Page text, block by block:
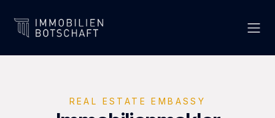
REAL ESTATE EMBASSY